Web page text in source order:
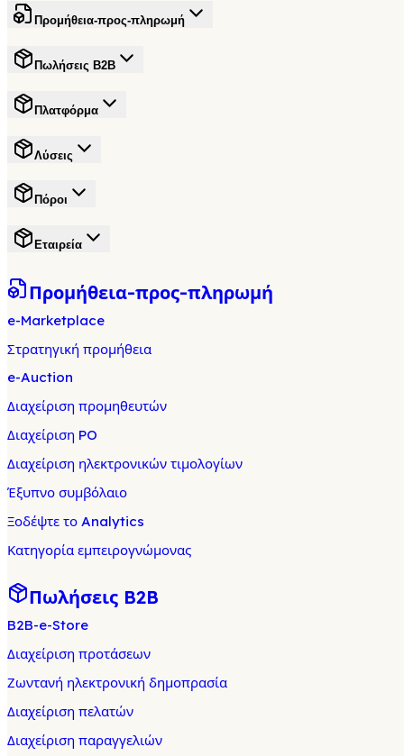
Προμήθεια-προς-πληρωμή
Πωλήσεις B2B
Πλατφόρμα
Λύσεις
Πόροι
Εταιρεία
Προμήθεια-προς-πληρωμή
e-Marketplace
Στρατηγική προμήθεια
e-Auction
Διαχείριση προμηθευτών
Διαχείριση PO
Διαχείριση ηλεκτρονικών τιμολογίων
Έξυπνο συμβόλαιο
Ξοδέψτε το Analytics
Κατηγορία εμπειρογνώμονας
Πωλήσεις B2B
B2B-e-Store
Διαχείριση προτάσεων
Ζωντανή ηλεκτρονική δημοπρασία
Διαχείριση πελατών
Διαχείριση παραγγελιών